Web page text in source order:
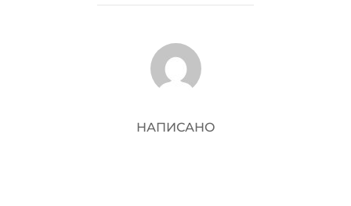
АВТОР ЗАПИСИ
НАПИСАНО